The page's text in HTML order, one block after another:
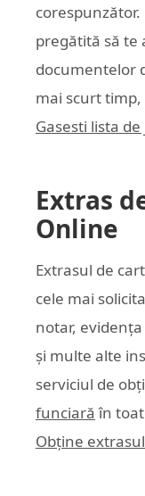
corespunzător.
pregătită să te
documentelor
mai scurt
Gasesti lista
Extras
Online
Extrasul de
cele mai
notar,
și multe alte
serviciul de
funciară în
Obține